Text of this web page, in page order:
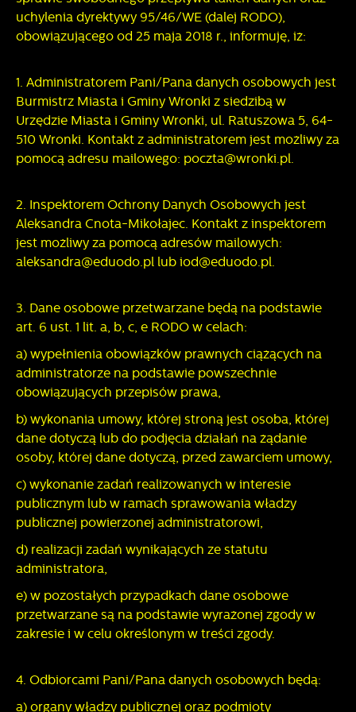
uchylenia dyrektywy 95/46/WE (dalej RODO),
obowiązującego od 25 maja 2018 r., informuję, iż:
1. Administratorem Pani/Pana danych osobowych jest
Burmistrz Miasta i Gminy Wronki z siedzibą w
Urzędzie Miasta i Gminy Wronki, ul. Ratuszowa 5, 64-
510 Wronki. Kontakt z administratorem jest możliwy za
pomocą adresu mailowego: poczta@wronki.pl.
2. Inspektorem Ochrony Danych Osobowych jest
Aleksandra Cnota-Mikołajec. Kontakt z inspektorem
jest możliwy za pomocą adresów mailowych:
aleksandra@eduodo.pl lub iod@eduodo.pl.
3. Dane osobowe przetwarzane będą na podstawie
art. 6 ust. 1 lit. a, b, c, e RODO w celach:
a) wypełnienia obowiązków prawnych ciążących na
administratorze na podstawie powszechnie
obowiązujących przepisów prawa,
b) wykonania umowy, której stroną jest osoba, której
dane dotyczą lub do podjęcia działań na żądanie
osoby, której dane dotyczą, przed zawarciem umowy,
c) wykonanie zadań realizowanych w interesie
publicznym lub w ramach sprawowania władzy
publicznej powierzonej administratorowi,
d) realizacji zadań wynikających ze statutu
administratora,
e) w pozostałych przypadkach dane osobowe
przetwarzane są na podstawie wyrażonej zgody w
zakresie i w celu określonym w treści zgody.
4. Odbiorcami Pani/Pana danych osobowych będą:
a) organy władzy publicznej oraz podmioty
przeglądanej witryny internetowej. Treści promocyjne mogą
pojawić się na stronach podmiotów trzecich lub firm
będących naszymi partnerami oraz innych dostawców usług.
mediów społecznościowych.